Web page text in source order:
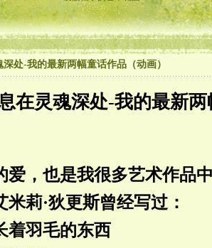
处-我的最新两幅童话作品（动画）
在灵魂深处-我的最新
爱，也是我很多艺术作品
米莉·狄更斯曾经写过：
着羽毛的东西